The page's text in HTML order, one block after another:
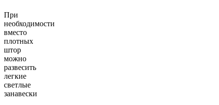
При
необходимости
вместо
плотных
штор
можно
развесить
легкие
светлые
занавески